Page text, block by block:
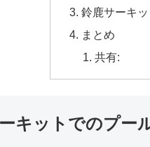
鈴鹿サーキ
まとめ
共有:
キットでのプー